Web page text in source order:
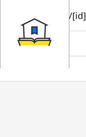
book/rent/[id]